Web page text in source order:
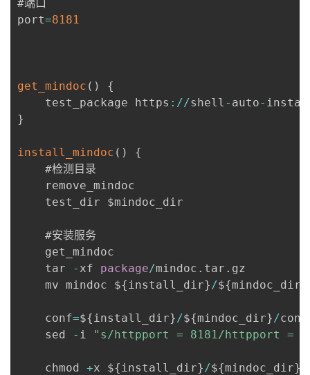
#端口
port=8181
get_mindoc ( )
{
    test_package https
: //shell - auto-
}
install_mindoc ( )
{
    #检测目录
    test_dir $mindoc_dir
    #安装服务
    get_mindoc
    tar
- xf package/mindoc . tar . gz
    mv mindoc $
{install_dir}/${mindoc_dir
    conf
=${install_dir}/${mindoc_dir}/conf
    sed
- i "s/httpport = 8181/httpport =
	chmod
+x ${install_dir}/${mindoc_dir}